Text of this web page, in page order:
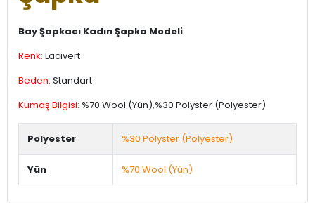
Bay Şapkacı Kadın Şapka Modeli
Renk: Lacivert
Beden: Standart
Kumaş Bilgisi: %70 Wool (Yün),%30 Polyster (Polyester)
Polyester %30 Polyster (Polyester)
Yün %70 Wool (Yün)